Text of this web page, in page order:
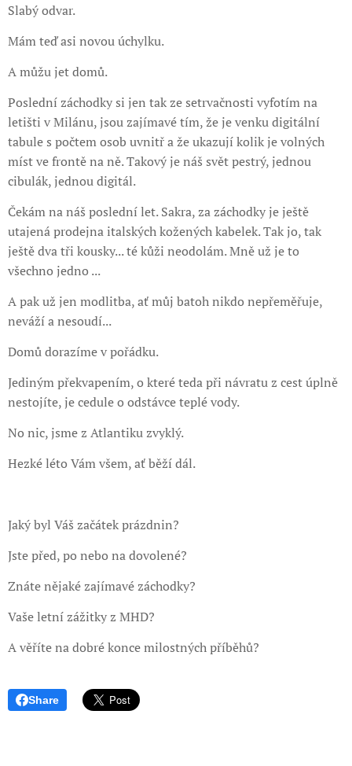
Slabý odvar.
Mám teď asi novou úchylku.
A můžu jet domů.
Poslední záchodky si jen tak ze setrvačnosti vyfotím na
letišti v Milánu, jsou zajímavé tím, že je venku digitální
tabule s počtem osob uvnitř a že ukazují kolik je volných
míst ve frontě na ně. Takový je náš svět pestrý, jednou
cibulák, jednou digitál.
Čekám na náš poslední let. Sakra, za záchodky je ještě
utajená prodejna italských kožených kabelek. Tak jo, tak
ještě dva tři kousky... té kůži neodolám. Mně už je to
všechno jedno ...
A pak už jen modlitba, ať můj batoh nikdo nepřeměřuje,
neváží a nesoudí...
Domů dorazíme v pořádku.
Jediným překvapením, o které teda při návratu z cest úplně
nestojíte, je cedule o odstávce teplé vody.
No nic, jsme z Atlantiku zvyklý.
Hezké léto Vám všem, ať běží dál.
Jaký byl Váš začátek prázdnin?
Jste před, po nebo na dovolené?
Znáte nějaké zajímavé záchodky?
Vaše letní zážitky z MHD?
A věříte na dobré konce milostných příběhů?
Share